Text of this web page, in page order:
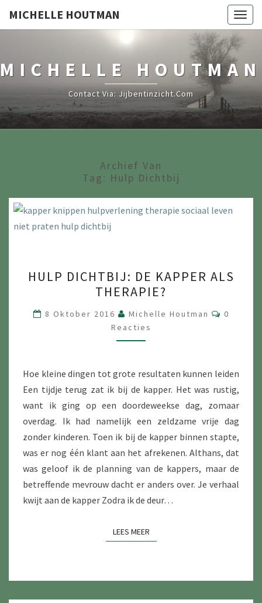
MICHELLE HOUTMAN
MICHELLE HOUTMAN
Contact Via: Jijbentinzicht.com
Archief Van
Tag: Hulp Dichtbij
DICHTBIJ:
DE
KAPPER
ALS
THERAPIE?
HULP DICHTBIJ: DE KAPPER ALS
THERAPIE?
8 Oktober 2016 Michelle Houtman Reacties
0
Reacties
Hoe kleine dingen tot grote resultaten kunnen leiden
Een tijdje terug zat ik bij de kapper. Het was rustig,
want ik ging op een doordeweekse dag, zomaar
overdag. Ik had namelijk een zeldzame vrije dag
zonder kinderen. Toen ik bij de kapper binnen stapte,
was er nog één klant aan het afrekenen. Althans, dat
was geloof ik de planning van de kappers, maar de
betreffende mevrouw dacht er anders over. Je verhaal
kwijt aan de kapper Zodra ik de deur…
LEES MEERLEES MEER